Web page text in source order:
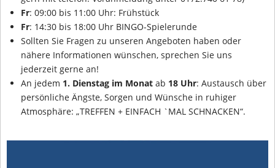
Fr: 09:00 bis 11:00 Uhr: Frühstück
Fr: 14:30 bis 18:00 Uhr BINGO-Spielerunde
Sollten Sie Fragen zu unseren Angeboten haben oder
nähere Informationen wünschen, sprechen Sie uns
jederzeit gerne an!
An jedem 1. Dienstag im Monatab 18 Uhr: Austausch über
persönliche Ängste, Sorgen und Wünsche in ruhiger
Atmosphäre: „TREFFEN + EINFACH `MAL SCHNACKEN“.